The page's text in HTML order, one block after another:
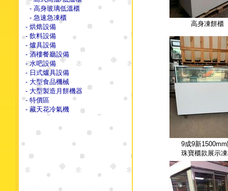
- 高身玻璃低溫櫃
- 急速急凍櫃
- 烘焙設備
- 飲料設備
- 爐具設備
- 酒樓餐廳設備
- 水吧設備
- 日式爐具設備
- 大型食品機械
- 大型製造月餅機器
- 特價區
- 藏天花冷氣機
高身凍餅櫃
9成9新
珠寶櫃款展示